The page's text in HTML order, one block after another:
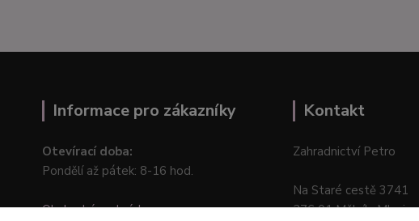
Informace pro zákazníky
Otevírací doba:
Pondělí až pátek: 8-16 hod.
Obchodní podmínky
Kontakt
Zahradnictví Petro
Na Staré cestě 3741
276 01 Mělník–Mlazice